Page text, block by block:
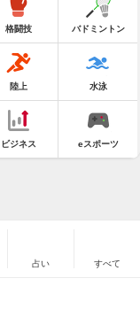
格闘技 バドミントン
陸上 水泳
ビジネス eスポーツ
占い すべて